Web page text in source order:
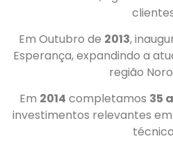
Em Outubro de 2013,
Esperança, expandindo a
região
Em 2014 completamos 35
investimentos relevantes